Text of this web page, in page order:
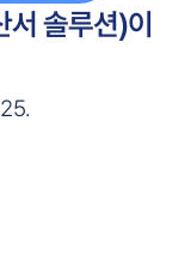
솔루션)이